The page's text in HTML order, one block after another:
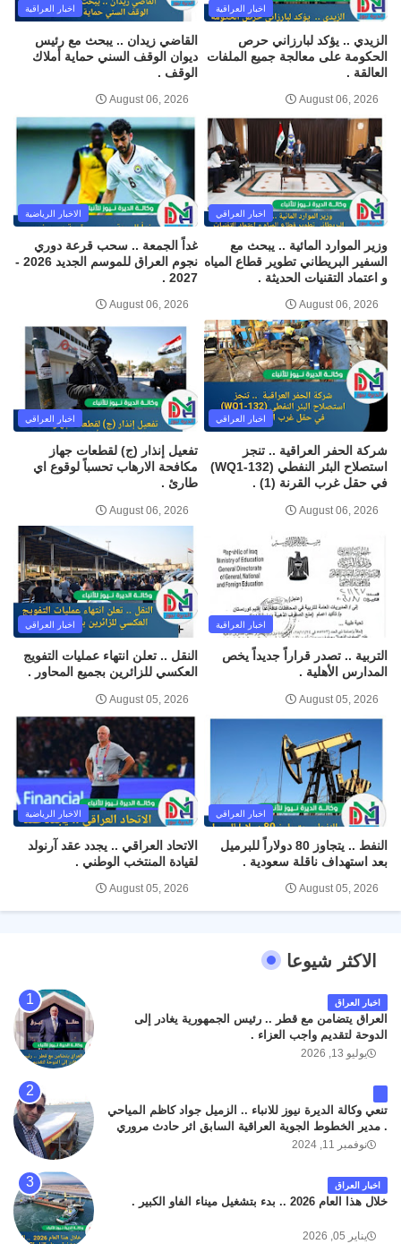
اخبار العراقية
الزيدي .. يؤكد لبارزاني حرص
الحكومة على معالجة جميع الملفات
العالقة .
August 06, 2026
اخبار العراقية
القاضي زيدان .. يبحث مع رئيس
ديوان الوقف السني حماية أملاك
الوقف .
August 06, 2026
اخبار العراقي
وزير الموارد المائية .. يبحث مع
السفير البريطاني تطوير قطاع المياه
و اعتماد التقنيات الحديثة .
August 06, 2026
الاخبار الرياضية
غداً الجمعة .. سحب قرعة دوري
نجوم العراق للموسم الجديد 2026 -
2027 .
August 06, 2026
اخبار العراقي
شركة الحفر العراقية .. تنجز
استصلاح البئر النفطي (WQ1-132)
في حقل غرب القرنة (1) .
August 06, 2026
اخبار العراقي
تفعيل إنذار (ج) لقطعات جهاز
مكافحة الارهاب تحسباً لوقوع اي
طارئ .
August 06, 2026
اخبار العراقية
التربية .. تصدر قراراً جديداً يخص
المدارس الأهلية .
August 05, 2026
اخبار العراقي
النقل .. تعلن انتهاء عمليات التفويج
العكسي للزائرين بجميع المحاور .
August 05, 2026
اخبار العراقي
النفط .. يتجاوز 80 دولاراً للبرميل
بعد استهداف ناقلة سعودية .
August 05, 2026
الاخبار الرياضية
الاتحاد العراقي .. يجدد عقد آرنولد
لقيادة المنتخب الوطني .
August 05, 2026
الاكثر شيوعا
اخبار العراق
العراق يتضامن مع قطر .. رئيس الجمهورية يغادر إلى
الدوحة لتقديم واجب العزاء .
يوليو 13, 2026
تنعي وكالة الديرة نيوز للانباء .. الزميل جواد كاظم المياحي
. مدير الخطوط الجوية العراقية السابق اثر حادث مروري
داخل مطار البصرة الدولي اليوم الاثنين على الطريق
كان سبب الحادث يعود لتصادم عجلته مع عجلة نوع كيا بنكو
تابعة لشركة الهلال الماسكة لإعمار مطار البصرة الدولي .
سائلين الله عز وجل ان يتغمد الفقيد بواسع رحمته ، و انا
نوفمبر 11, 2024
اخبار العراق
خلال هذا العام 2026 .. بدء بتشغيل ميناء الفاو الكبير .
يناير 05, 2026